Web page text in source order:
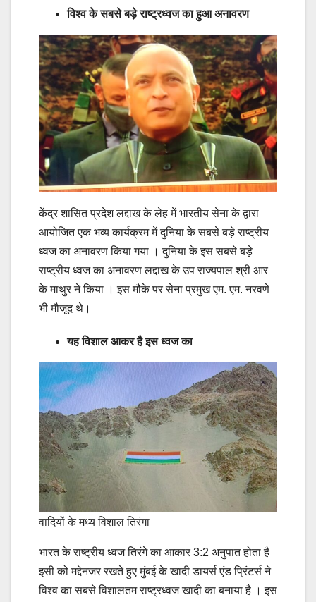
विश्व के सबसे बड़े राष्ट्रध्वज का हुआ अनावरण
केंद्र शासित प्रदेश लद्दाख के लेह में भारतीय सेना के द्वारा
आयोजित एक भव्य कार्यक्रम में दुनिया के सबसे बड़े राष्ट्रीय
ध्वज का अनावरण किया गया । दुनिया के इस सबसे बड़े
राष्ट्रीय ध्वज का अनावरण लद्दाख के उप राज्यपाल श्री आर
के माथुर ने किया । इस मौके पर सेना प्रमुख एम. एम. नरवणे
भी मौजूद थे।
यह विशाल आकर है इस ध्वज का
वादियों के मध्य विशाल तिरंगा
भारत के राष्ट्रीय ध्वज तिरंगे का आकार 3:2 अनुपात होता है
इसी को मद्देनजर रखते हुए मुंबई के खादी डायर्स एंड प्रिंटर्स ने
विश्व का सबसे विशालतम राष्ट्रध्वज खादी का बनाया है । इस